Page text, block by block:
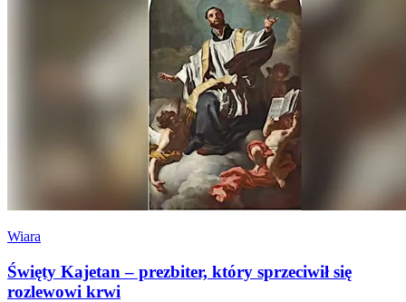
Wiara
Święty Kajetan – prezbiter, który sprzeciwił się
rozlewowi krwi